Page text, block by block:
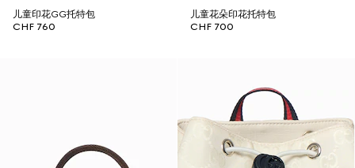
儿童印花GG托特包
CHF 760
儿童花朵印花托特包
CHF 700